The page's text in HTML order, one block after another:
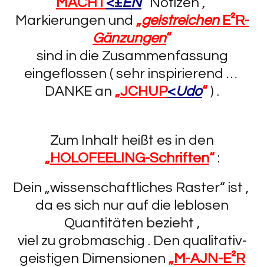
Markierungen und „geistreichen E²R-
Gänzungen“
sind in die Zusammenfassung
eingeflossen ( sehr inspirierend …
DANKE an „JCHUP<Udo“ ) .
Zum Inhalt heißt es in den
„HOLOFEELING-Schriften“ :
Dein „wissenschaftliches Raster“ ist ,
da es sich nur auf die leblosen
Quantitäten bezieht ,
viel zu grobmaschig . Den qualitativ-
geistigen Dimensionen „M-AJN-E²R